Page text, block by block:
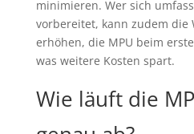
minimieren. Wer sich
vorbereitet, kann zudem die
erhöhen, die MPU beim
was weitere Kosten spart.
Wie läuft die